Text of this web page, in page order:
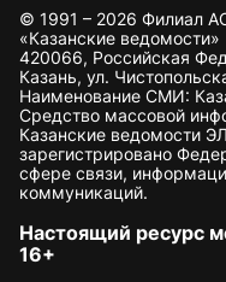
© 1991 – 2026 Филиал
«Казанские ведомости»
420066, Российская
Казань, ул.
Наименование СМИ:
Средство массовой
Казанские ведомости
зарегистрировано
сфере связи,
коммуникаций.
Настоящий ресурс
16+